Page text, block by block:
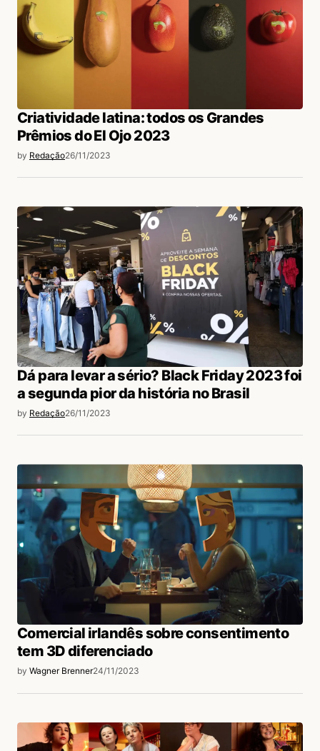
Criatividade latina: todos os Grandes
Prêmios do El Ojo 2023
by Redação26/11/2023
Dá para levar a sério? Black Friday 2023 foi
a segunda pior da história no Brasil
by Redação26/11/2023
Comercial irlandês sobre consentimento
tem 3D diferenciado
by Wagner Brenner24/11/2023